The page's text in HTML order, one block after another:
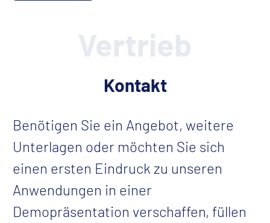
Vertrieb
Kontakt
Benötigen Sie ein Angebot, weitere
Unterlagen oder möchten Sie sich
einen ersten Eindruck zu unseren
Anwendungen in einer
Demopräsentation verschaffen, füllen